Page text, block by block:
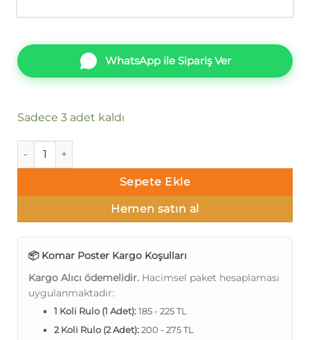
WhatsApp ile Sipariş Ver
Sadece 3 adet kaldı
Komar Poster 89 8-996 adet
Sepete Ekle
Hemen satın al
📦 Komar Poster Kargo Koşulları
Kargo Alıcı ödemelidir. Hacimsel paket hesaplaması
uygulanmaktadır:
1 Koli Rulo (1 Adet):185 - 225 TL
2 Koli Rulo (2 Adet):200 - 275 TL